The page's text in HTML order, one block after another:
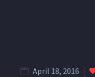
April 18, 2016